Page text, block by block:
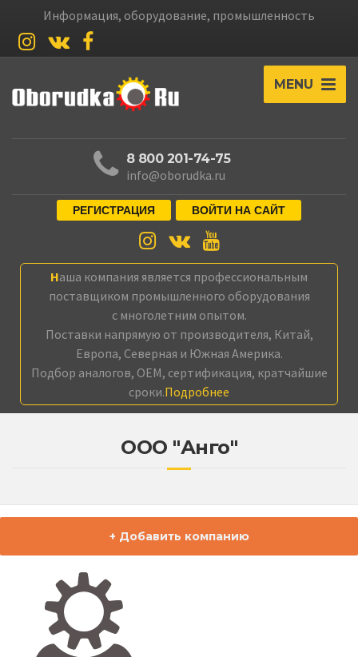
Информация, оборудование, промышленность
MENU
8 800 201-74-75
info@oborudka.ru
РЕГИСТРАЦИЯ ВОЙТИ НА САЙТ
Наша компания является профессиональным
поставщиком промышленного оборудования
с многолетним опытом.
Поставки напрямую от производителя, Китай,
Европа, Северная и Южная Америка.
Подбор аналогов, OEM, сертификация, кратчайшие
сроки.Подробнее
ООО "Анго"
+ Добавить компанию